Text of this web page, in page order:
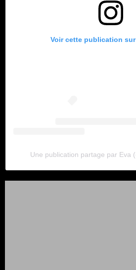
Voir cette publication
Une publication partage par Eva